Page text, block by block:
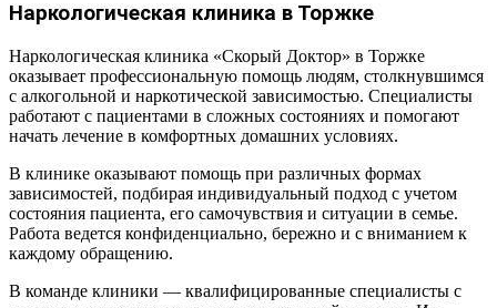
Наркологическая клиника в Торжке
Наркологическая клиника «Скорый Доктор» в Торжке
оказывает профессиональную помощь людям, столкнувшимся
с алкогольной и наркотической зависимостью. Специалисты
работают с пациентами в сложных состояниях и помогают
начать лечение в комфортных домашних условиях.
В клинике оказывают помощь при различных формах
зависимостей, подбирая индивидуальный подход с учетом
состояния пациента, его самочувствия и ситуации в семье.
Работа ведется конфиденциально, бережно и с вниманием к
каждому обращению.
В команде клиники — квалифицированные специалисты с